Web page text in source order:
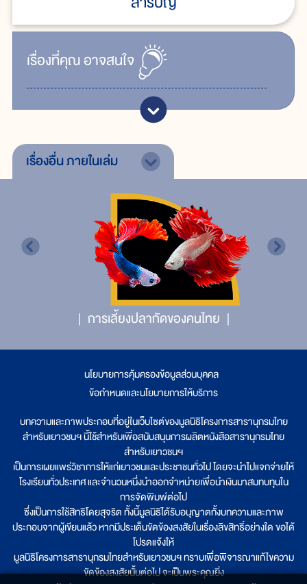
เรื่ิองที่คุณอาจสนใจ
เรื่องอื่นภายในเล่ม
การเลี้ยงปลากัดของคนไทย
นโยบายการคุ้มครองข้อมูลส่วนบุคคล
ข้อกำหนดและนโยบายการให้บริการ
บทความและภาพประกอบที่อยู่ในเว็บไซต์ของมูลนิธิโครงการสารานุกรมไทย
สำหรับเยาวชนฯ นี้ใช้สำหรับเพื่อสนับสนุนการผลิตหนังสือสารานุกรมไทย
สำหรับเยาวชนฯ
เป็นการเผยแพร่วิชาการให้แก่เยาวชนและประชาชนทั่วไป โดยจะนำไปแจกจ่ายให้
โรงเรียนทั่วประเทศ และจำนวนหนึ่งนำออกจำหน่ายเพื่อนำเงินมาสมทบทุนใน
การจัดพิมพ์ต่อไป
ซึ่งเป็นการใช้สิทธิโดยสุจริต ทั้งนี้มูลนิธิได้รับอนุญาตทั้งบทความและภาพ
ประกอบจากผู้เขียนแล้ว หากมีประเด็นขัดข้องสงสัยในเรื่องลิขสิทธิ์อย่างใด ขอได้
โปรดแจ้งให้
มูลนิธิโครงการสารานุกรมไทยสำหรับเยาวชนฯ ทราบเพื่อพิจารณาแก้ไขความ
ขัดข้องสงสัยนั้นต่อไป จะเป็นพระคุณยิ่ง